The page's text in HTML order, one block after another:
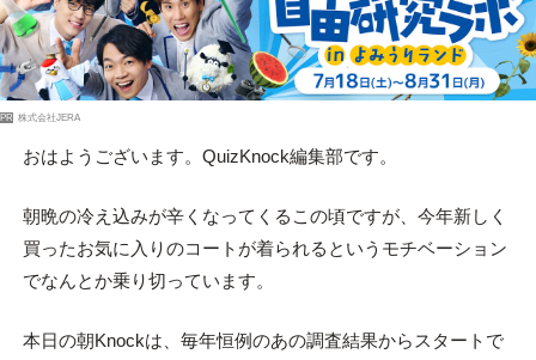
PR 株式会社JERA
おはようございます。QuizKnock編集部です。
朝晩の冷え込みが辛くなってくるこの頃ですが、今年新しく
買ったお気に入りのコートが着られるというモチベーション
でなんとか乗り切っています。
本日の朝Knockは、毎年恒例のあの調査結果からスタートで